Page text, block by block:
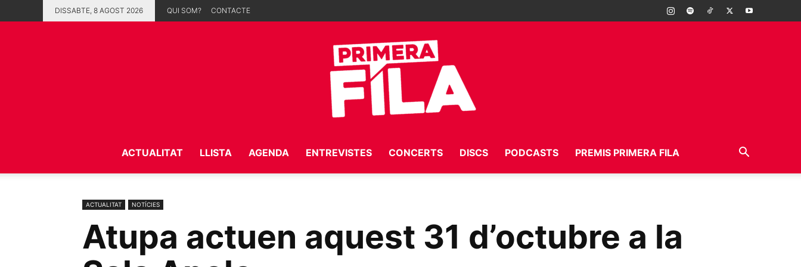
DISSABTE, 8 AGOST 2026 QUI SOM? CONTACTE
Fila
ACTUALITAT LLISTA AGENDA ENTREVISTES CONCERTS DISCS PODCASTS PREMIS PRIMERA FILA
ACTUALITAT NOTÍCIES
Atupa actuen aquest 31 d’octubre a la